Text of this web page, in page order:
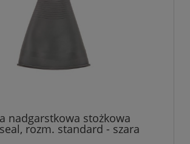
nadgarstkowa stożkowa
rozm. standard - szara